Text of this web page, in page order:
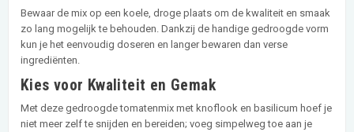
Bewaar de mix op een koele, droge plaats om de kwaliteit en smaak
zo lang mogelijk te behouden. Dankzij de handige gedroogde vorm
kun je het eenvoudig doseren en langer bewaren dan verse
ingrediënten.
Kies voor Kwaliteit en Gemak
Met deze gedroogde tomatenmix met knoflook en basilicum hoef je
niet meer zelf te snijden en bereiden; voeg simpelweg toe aan je